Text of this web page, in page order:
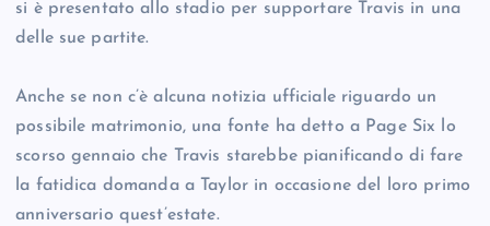
si è presentato allo stadio per supportare Travis in una
delle sue partite.
Anche se non c’è alcuna notizia ufficiale riguardo un
possibile matrimonio, una fonte ha detto a Page Six lo
scorso gennaio che Travis starebbe pianificando di fare
la fatidica domanda a Taylor in occasione del loro primo
anniversario quest’estate.